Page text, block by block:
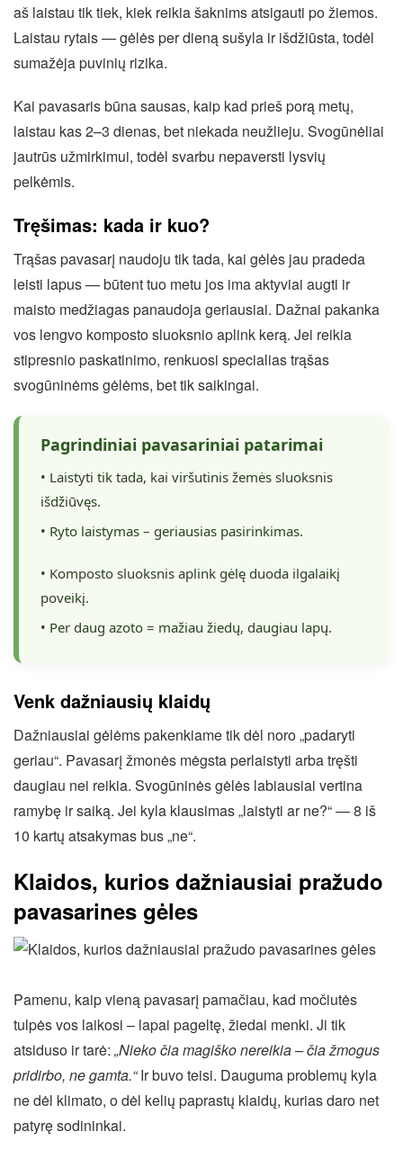
aš laistau tik tiek, kiek reikia šaknims atsigauti po žiemos.
Laistau rytais — gėlės per dieną sušyla ir išdžiūsta, todėl
sumažėja puvinių rizika.
Kai pavasaris būna sausas, kaip kad prieš porą metų,
laistau kas 2–3 dienas, bet niekada neužlieju. Svogūnėliai
jautrūs užmirkimui, todėl svarbu nepaversti lysvių
pelkėmis.
Tręšimas: kada ir kuo?
Trąšas pavasarį naudoju tik tada, kai gėlės jau pradeda
leisti lapus — būtent tuo metu jos ima aktyviai augti ir
maisto medžiagas panaudoja geriausiai. Dažnai pakanka
vos lengvo komposto sluoksnio aplink kerą. Jei reikia
stipresnio paskatinimo, renkuosi specialias trąšas
svogūninėms gėlėms, bet tik saikingai.
Pagrindiniai pavasariniai patarimai
• Laistyti tik tada, kai viršutinis žemės sluoksnis
išdžiūvęs.
• Ryto laistymas – geriausias pasirinkimas.
• Komposto sluoksnis aplink gėlę duoda ilgalaikį
poveikį.
• Per daug azoto = mažiau žiedų, daugiau lapų.
Venk dažniausių klaidų
Dažniausiai gėlėms pakenkiame tik dėl noro „padaryti
geriau“. Pavasarį žmonės mėgsta perlaistyti arba tręšti
daugiau nei reikia. Svogūninės gėlės labiausiai vertina
ramybę ir saiką. Jei kyla klausimas „laistyti ar ne?“ — 8 iš
10 kartų atsakymas bus „ne“.
Klaidos, kurios dažniausiai pražudo
pavasarines gėles
Pamenu, kaip vieną pavasarį pamačiau, kad močiutės
tulpės vos laikosi – lapai pageltę, žiedai menki. Ji tik
atsiduso ir tarė: „Nieko čia magiško nereikia – čia žmogus
pridirbo, ne gamta.“Ir buvo teisi. Dauguma problemų kyla
ne dėl klimato, o dėl kelių paprastų klaidų, kurias daro net
patyrę sodininkai.